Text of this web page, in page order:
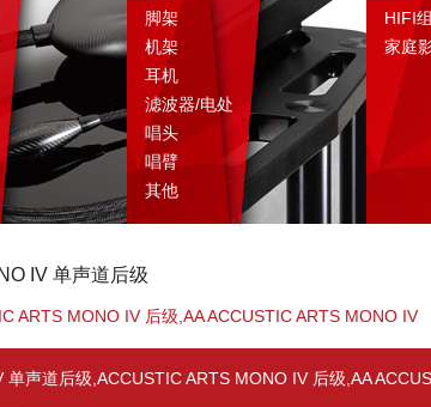
脚架
机架
耳机
滤波器/电处
唱头
唱臂
其他
HIFI
家庭
IV 单声道后级
ARTS MONO IV 后级,AA ACCUSTIC ARTS MONO IV
单声道后级,ACCUSTIC ARTS MONO IV 后级,AA